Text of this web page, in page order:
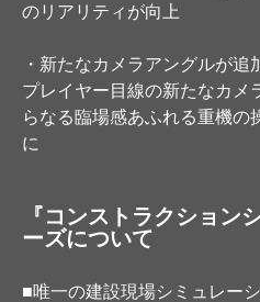
のリアリティが向上
・新たなカメラアングルが追
プレイヤー目線の新たなカメ
らなる臨場感あふれる重機の
に
『コンストラクション
ーズについて
■唯一の建設現場シミュレー